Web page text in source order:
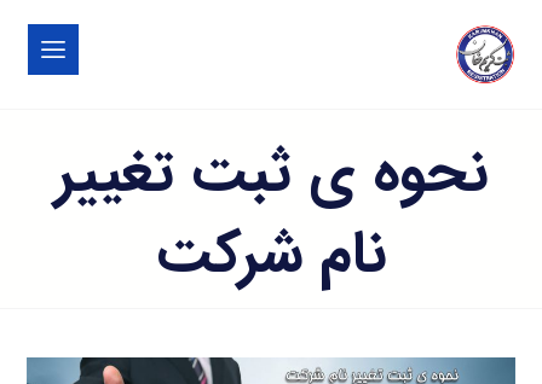
نحوه ی ثبت تغییر
نام شرکت